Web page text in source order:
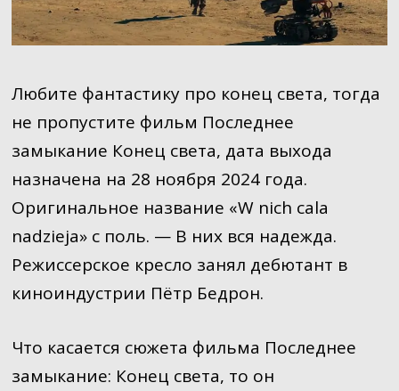
Любите фантастику про конец света, тогда
не пропустите фильм Последнее
замыкание Конец света, дата выхода
назначена на 28 ноября 2024 года.
Оригинальное название «W nich cala
nadzieja» с поль. — В них вся надежда.
Режиссерское кресло занял дебютант в
киноиндустрии Пётр Бедрон.
Что касается сюжета фильма Последнее
замыкание: Конец света, то он